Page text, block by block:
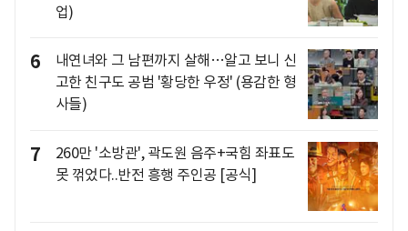
업)
6
내연녀와 그 남편까지 살해…알고 보니 신
고한 친구도 공범 '황당한 우정' (용감한 형
사들)
7
260만 '소방관', 곽도원 음주+국힘 좌표도
못 꺾었다..반전 흥행 주인공 [공식]